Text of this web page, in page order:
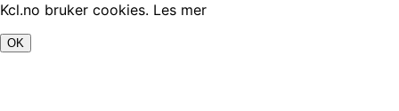
Kcl.no bruker cookies. Les mer
OK